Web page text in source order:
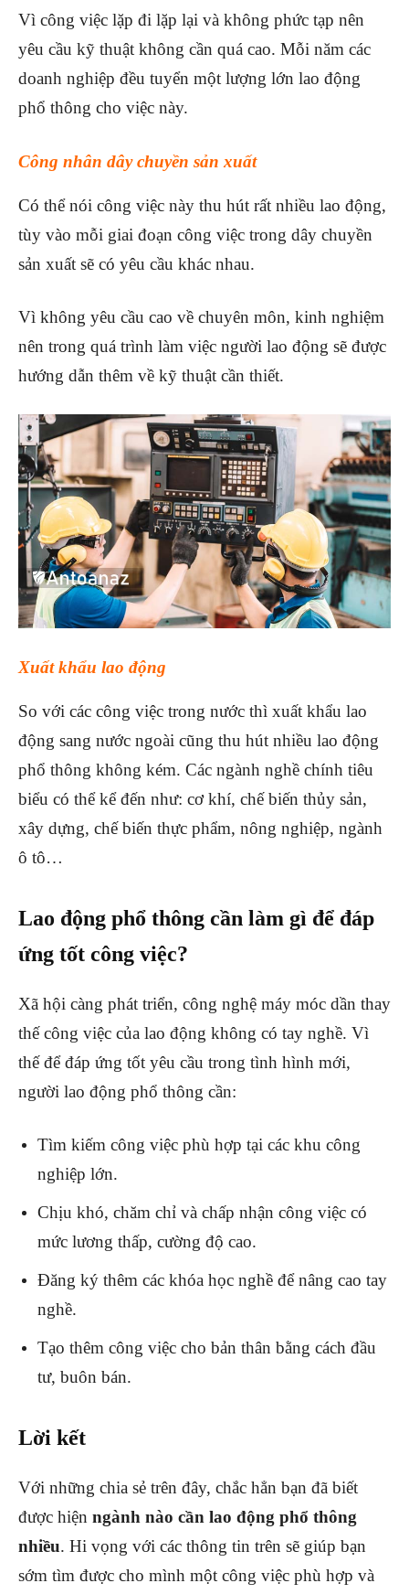
Vì công việc lặp đi lặp lại và không phức tạp nên
yêu cầu kỹ thuật không cần quá cao. Mỗi năm các
doanh nghiệp đều tuyển một lượng lớn lao động
phổ thông cho việc này.
Công nhân dây chuyền sản xuất
Có thể nói công việc này thu hút rất nhiều lao động,
tùy vào mỗi giai đoạn công việc trong dây chuyền
sản xuất sẽ có yêu cầu khác nhau.
Vì không yêu cầu cao về chuyên môn, kinh nghiệm
nên trong quá trình làm việc người lao động sẽ được
hướng dẫn thêm về kỹ thuật cần thiết.
Xuất khẩu lao động
So với các công việc trong nước thì xuất khẩu lao
động sang nước ngoài cũng thu hút nhiều lao động
phổ thông không kém. Các ngành nghề chính tiêu
biểu có thể kể đến như: cơ khí, chế biến thủy sản,
xây dựng, chế biến thực phẩm, nông nghiệp, ngành
ô tô…
Lao động phổ thông cần làm gì để đáp
ứng tốt công việc?
Xã hội càng phát triển, công nghệ máy móc dần thay
thế công việc của lao động không có tay nghề. Vì
thế để đáp ứng tốt yêu cầu trong tình hình mới,
người lao động phổ thông cần:
Tìm kiếm công việc phù hợp tại các khu công
nghiệp lớn.
Chịu khó, chăm chỉ và chấp nhận công việc có
mức lương thấp, cường độ cao.
Đăng ký thêm các khóa học nghề để nâng cao tay
nghề.
Tạo thêm công việc cho bản thân bằng cách đầu
tư, buôn bán.
Lời kết
Với những chia sẻ trên đây, chắc hẳn bạn đã biết
được hiện ngành nào cần lao động phổ thông
nhiều. Hi vọng với các thông tin trên sẽ giúp bạn
sớm tìm được cho mình một công việc phù hợp và